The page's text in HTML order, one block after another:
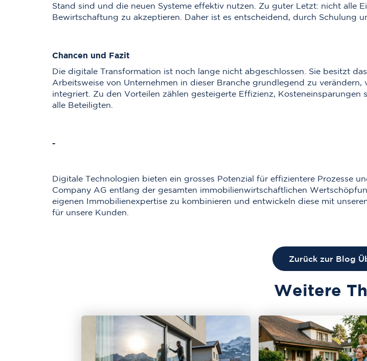
Stand sind und die neuen Systeme effektiv nutzen. Zu guter Letzt: nicht alle
Bewirtschaftung zu akzeptieren. Daher ist es entscheidend, durch Schulung
Chancen und Fazit
Die digitale Transformation ist noch lange nicht abgeschlossen. Sie besitzt
Arbeitsweise von Unternehmen in dieser Branche grundlegend zu
integriert. Zu den Vorteilen zählen gesteigerte Effizienz,
alle Beteiligten.
-
Digitale Technologien bieten ein grosses Potenzial für effizientere Prozesse
Company AG entlang der gesamten immobilienwirtschaftlichen
eigenen Immobilienexpertise zu kombinieren und entwickeln diese mit
für unsere Kunden.
Zurück zur Blog
Weitere